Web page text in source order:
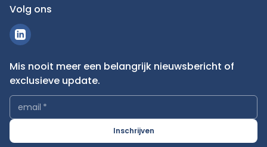
Volg ons
Mis nooit meer een belangrijk nieuwsbericht of
exclusieve update.
email *
Inschrijven